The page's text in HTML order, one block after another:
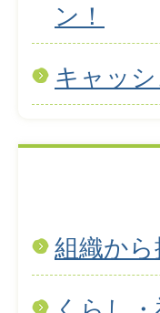
ン！
キャッ
組織から